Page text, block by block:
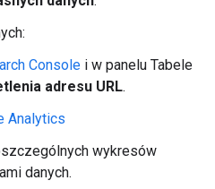
Console i w panelu Tabele
adresu URL.
Analytics
wykresów
danych.